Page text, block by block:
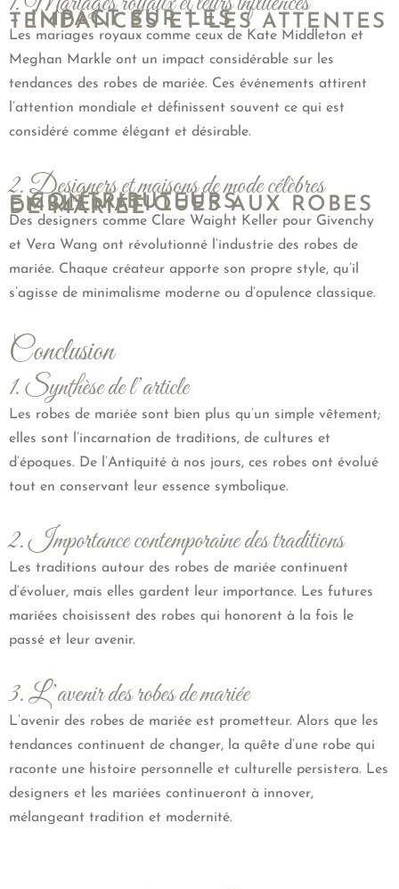
– IMPACT SUR LES
TENDANCES ET LES ATTENTES
Les mariages royaux comme ceux de Kate Middleton et
Meghan Markle ont un impact considérable sur les
tendances des robes de mariée. Ces événements attirent
l’attention mondiale et définissent souvent ce qui est
considéré comme élégant et désirable.
2. Designers et maisons de mode célèbres
– CONTRIBUTEURS
EMBLÉMATIQUES AUX ROBES
DE MARIÉE
Des designers comme Clare Waight Keller pour Givenchy
et Vera Wang ont révolutionné l’industrie des robes de
mariée. Chaque créateur apporte son propre style, qu’il
s’agisse de minimalisme moderne ou d’opulence classique.
Conclusion
1. Synthèse de l’article
Les robes de mariée sont bien plus qu’un simple vêtement;
elles sont l’incarnation de traditions, de cultures et
d’époques. De l’Antiquité à nos jours, ces robes ont évolué
tout en conservant leur essence symbolique.
2. Importance contemporaine des traditions
Les traditions autour des robes de mariée continuent
d’évoluer, mais elles gardent leur importance. Les futures
mariées choisissent des robes qui honorent à la fois le
passé et leur avenir.
3. L’avenir des robes de mariée
L’avenir des robes de mariée est prometteur. Alors que les
tendances continuent de changer, la quête d’une robe qui
raconte une histoire personnelle et culturelle persistera. Les
designers et les mariées continueront à innover,
mélangeant tradition et modernité.